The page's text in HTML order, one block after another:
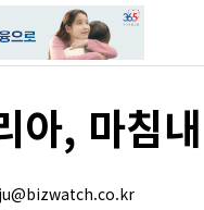
아, 마침